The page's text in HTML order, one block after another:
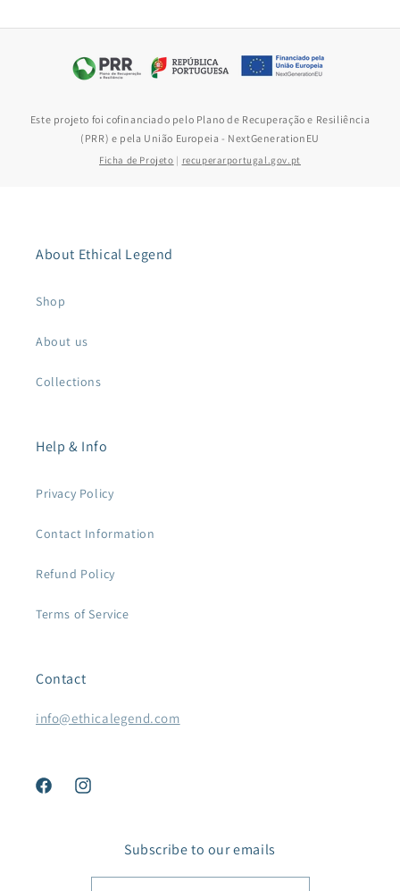
Este projeto foi cofinanciado pelo Plano de Recuperação e Resiliência
(PRR) e pela União Europeia - NextGenerationEU
Ficha de Projeto | recuperarportugal.gov.pt
About Ethical Legend
Shop
About us
Collections
Help & Info
Privacy Policy
Contact Information
Refund Policy
Terms of Service
Contact
info@ethicalegend.com
FacebookInstagram
Subscribe to our emails